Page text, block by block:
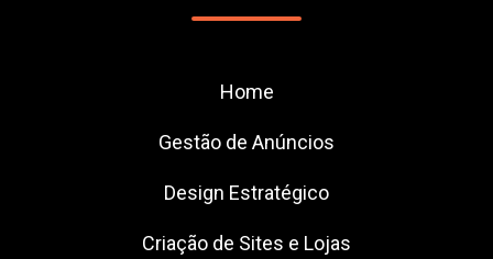
Home
Gestão de Anúncios
Design Estratégico
Criação de Sites e Lojas